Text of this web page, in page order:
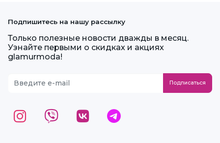
Подпишитесь на нашу рассылку
Только полезные новости дважды в месяц.
Узнайте первыми о скидках и акциях
glamurmoda!